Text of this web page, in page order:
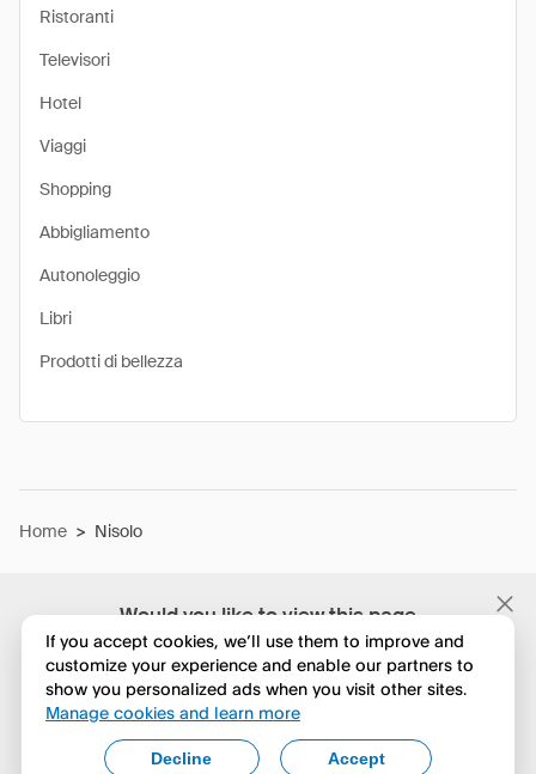
Would you like to view this page
in English?
No, continua a esplorare
Yes, change to English
Ristoranti
Televisori
Hotel
Viaggi
Shopping
Abbigliamento
Autonoleggio
Libri
Prodotti di bellezza
Home > Nisolo
If you accept cookies, we’ll use them to improve and
customize your experience and enable our partners to
show you personalized ads when you visit other sites.
Manage cookies and learn more
Accept
Decline